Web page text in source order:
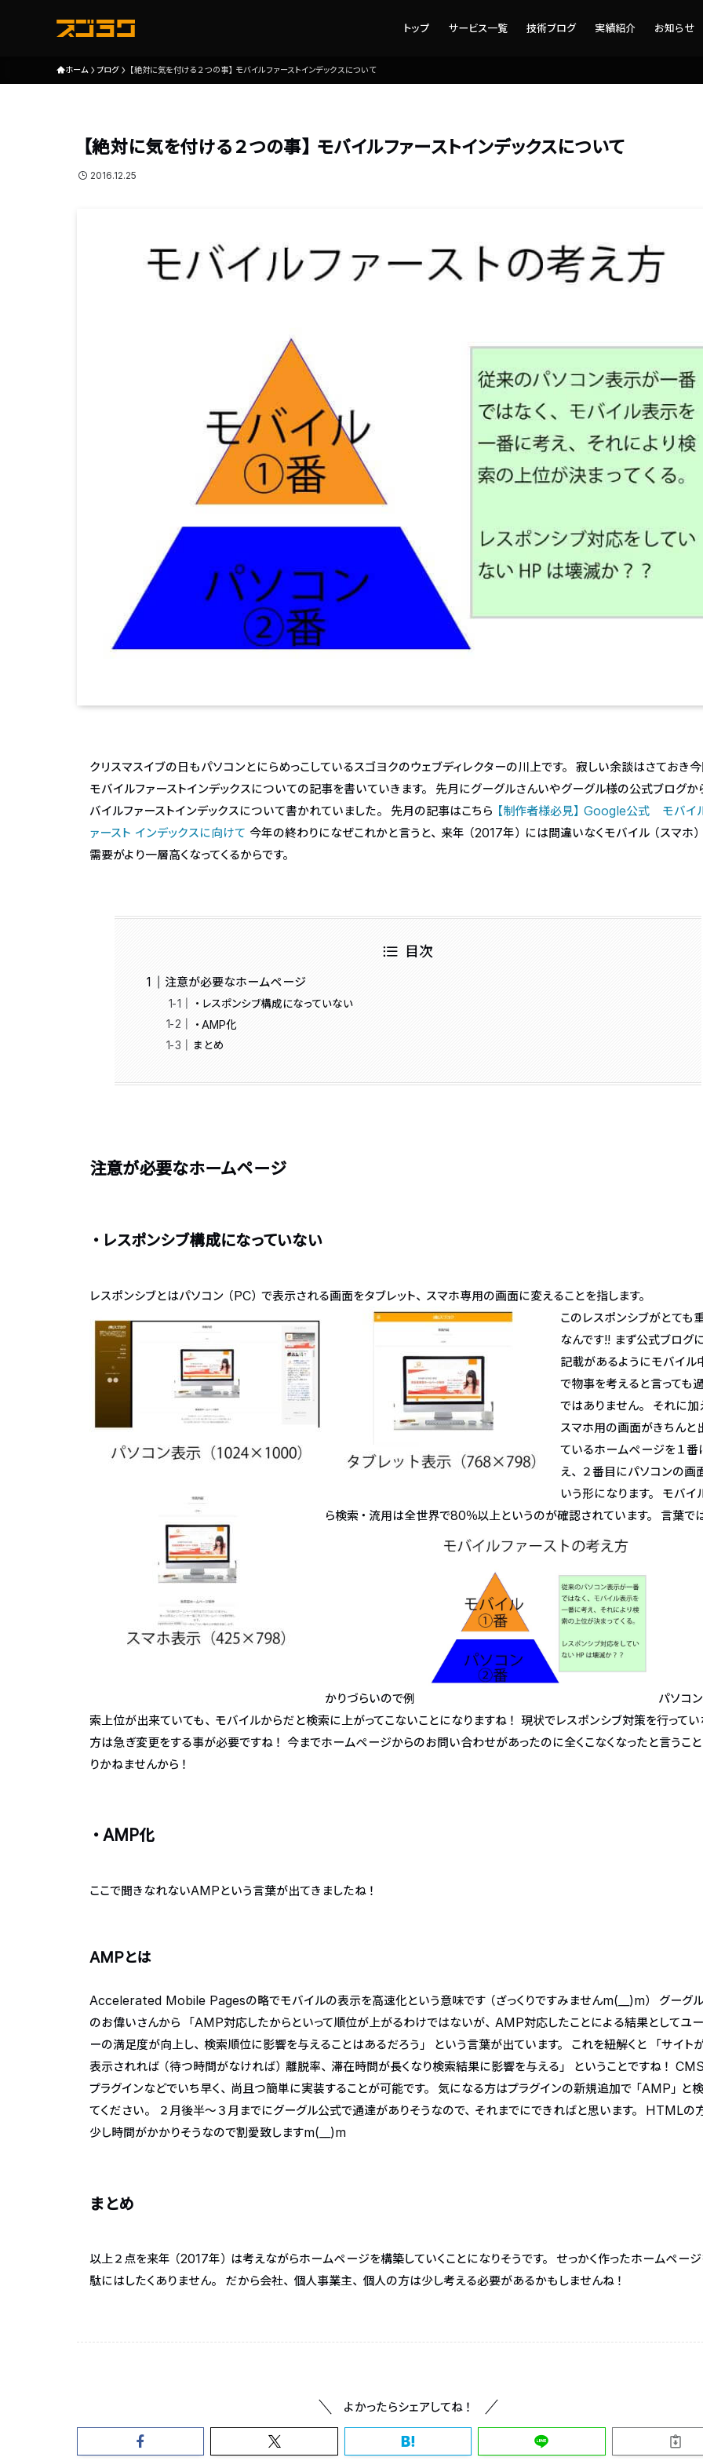
トップ サービス一覧 技術ブログ 実績紹介 お知らせ
ホーム ブログ 【絶対に気を付ける２つの事】モバイルファーストインデックスについて
【絶対に気を付ける２つの事】モバイルファーストインデックスについて
2016.12.25
クリスマスイブの日もパソコンとにらめっこしているスゴヨクのウェブディレクターの川上です。 寂しい余談はさておき
モバイルファーストインデックスについての記事を書いていきます。 先月にグーグルさんいやグーグル様の公式ブログか
バイルファーストインデックスについて書かれていました。 先月の記事はこちら 【制作者様必見】Google公式 モバイ
ァースト インデックスに向けて 今年の終わりになぜこれかと言うと、来年（2017年）には間違いなくモバイル（スマホ
需要がより一層高くなってくるからです。
目次
注意が必要なホームページ
・レスポンシブ構成になっていない
・AMP化
まとめ
注意が必要なホームページ
・レスポンシブ構成になっていない
レスポンシブとはパソコン（PC）で表示される画面をタブレット、スマホ専用の画面に変えることを指します。
このレスポンシブがとても
なんです!! まず公式ブログ
記載があるようにモバイル
で物事を考えると言っても
ではありません。 それに加
スマホ用の画面がきちんと
ているホームページを１番
え、２番目にパソコンの画
いう形になります。 モバイ
ら検索・流用は全世界で80％以上というのが確認されています。 言葉で
かりづらいので例
パソコ
索上位が出来ていても、モバイルからだと検索に上がってこないことになりますね！ 現状でレスポンシブ対策を行って
方は急ぎ変更をする事が必要ですね！ 今までホームページからのお問い合わせがあったのに全くこなくなったと言うこ
りかねませんから！
・AMP化
ここで聞きなれないAMPという言葉が出てきましたね！
AMPとは
Accelerated Mobile Pagesの略でモバイルの表示を高速化という意味です（ざっくりですみませんm(__)m） グーグ
のお偉いさんから 「AMP対応したからといって順位が上がるわけではないが、AMP対応したことによる結果としてユ
ーの満足度が向上し、検索順位に影響を与えることはあるだろう」 という言葉が出ています。 これを紐解くと 「サイト
表示されれば（待つ時間がなければ）離脱率、滞在時間が長くなり検索結果に影響を与える」 ということですね！
プラグインなどでいち早く、尚且つ簡単に実装することが可能です。 気になる方はプラグインの新規追加で「AMP」と
てください。 ２月後半～３月までにグーグル公式で通達がありそうなので、それまでにできればと思います。 HTMLの
少し時間がかかりそうなので割愛致しますm(__)m
まとめ
以上２点を来年（2017年）は考えながらホームページを構築していくことになりそうです。 せっかく作ったホームペー
駄にはしたくありません。 だから会社、個人事業主、個人の方は少し考える必要があるかもしませんね！
よかったらシェアしてね！